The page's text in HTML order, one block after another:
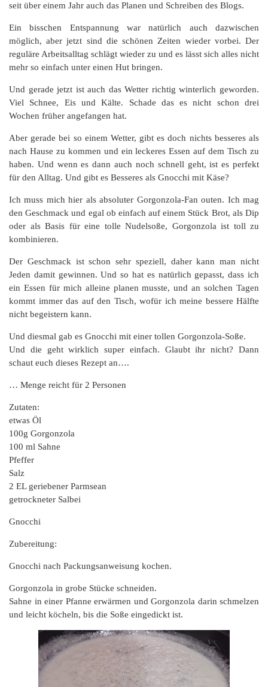
seit über einem Jahr auch das Planen und Schreiben des Blogs.
Ein bisschen Entspannung war natürlich auch dazwischen
möglich, aber jetzt sind die schönen Zeiten wieder vorbei. Der
reguläre Arbeitsalltag schlägt wieder zu und es lässt sich alles nicht
mehr so einfach unter einen Hut bringen.
Und gerade jetzt ist auch das Wetter richtig winterlich geworden.
Viel Schnee, Eis und Kälte. Schade das es nicht schon drei
Wochen früher angefangen hat.
Aber gerade bei so einem Wetter, gibt es doch nichts besseres als
nach Hause zu kommen und ein leckeres Essen auf dem Tisch zu
haben. Und wenn es dann auch noch schnell geht, ist es perfekt
für den Alltag. Und gibt es Besseres als Gnocchi mit Käse?
Ich muss mich hier als absoluter Gorgonzola-Fan outen. Ich mag
den Geschmack und egal ob einfach auf einem Stück Brot, als Dip
oder als Basis für eine tolle Nudelsoße, Gorgonzola ist toll zu
kombinieren.
Der Geschmack ist schon sehr speziell, daher kann man nicht
Jeden damit gewinnen. Und so hat es natürlich gepasst, dass ich
ein Essen für mich alleine planen musste, und an solchen Tagen
kommt immer das auf den Tisch, wofür ich meine bessere Hälfte
nicht begeistern kann.
Und diesmal gab es Gnocchi mit einer tollen Gorgonzola-Soße.
Und die geht wirklich super einfach. Glaubt ihr nicht? Dann
schaut euch dieses Rezept an….
… Menge reicht für 2 Personen
Zutaten:
etwas Öl
100g Gorgonzola
100 ml Sahne
Pfeffer
Salz
2 EL geriebener Parmsean
getrockneter Salbei
Gnocchi
Zubereitung:
Gnocchi nach Packungsanweisung kochen.
Gorgonzola in grobe Stücke schneiden.
Sahne in einer Pfanne erwärmen und Gorgonzola darin schmelzen
und leicht köcheln, bis die Soße eingedickt ist.